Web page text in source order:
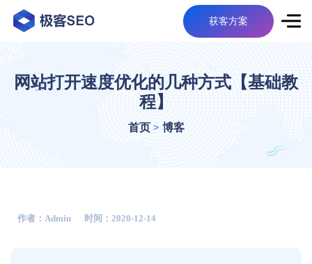
获客方案
网站打开速度优化的几种方式【基础教
程】
首页 > 博客
作者：admin 时间：2020-12-14